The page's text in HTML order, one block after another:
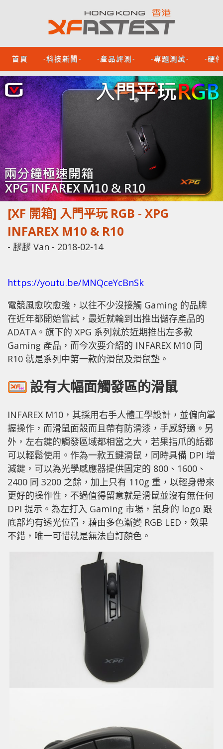
首頁 -科技新聞- -產品評測- -專題測試- -硬
[XF 開箱] 入門平玩 RGB - XPG
INFAREX M10 & R10
- 膠膠 Van - 2018-02-14
https://youtu.be/MNQceYcBnSk
電競風愈吹愈強，以往不少沒接觸 Gaming 的品牌
在近年都開始嘗試，最近就輪到出推出儲存產品的
ADATA。旗下的 XPG 系列就於近期推出左多款
Gaming 產品，而今次要介紹的 INFAREX M10 同
R10 就是系列中第一款的滑鼠及滑鼠墊。
設有大幅面觸發區的滑鼠
INFAREX M10，其採用右手人體工學設計，並偏向掌
握操作，而滑鼠面殼而且帶有防滑漆，手感舒適。另
外，左右鍵的觸發區域都相當之大，若果指爪的話都
可以輕鬆使用。作為一款五鍵滑鼠，同時具備 DPI 增
減鍵，可以為光學感應器提供固定的 800、1600、
2400 同 3200 之餘，加上只有 110g 重，以輕身帶來
更好的操作性，不過值得留意就是滑鼠並沒有無任何
DPI 提示。為左打入 Gaming 市場，鼠身的 logo 跟
底部均有透光位置，藉由多色漸變 RGB LED，效果
不錯，唯一可惜就是無法自訂顏色。